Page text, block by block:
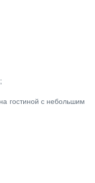
гостиной с небольшим